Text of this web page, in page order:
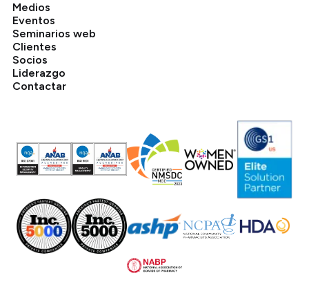
Medios
Eventos
Seminarios web
Clientes
Socios
Liderazgo
Contactar